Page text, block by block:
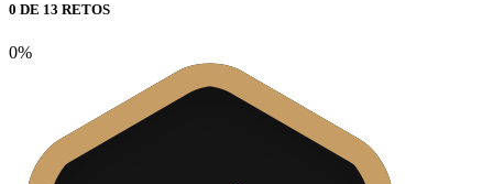
0 DE 13 RETOS
0%